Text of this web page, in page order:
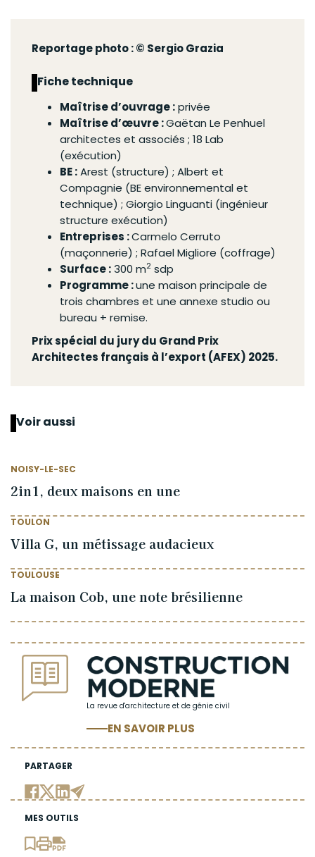
La revue d'architecture et de génie civil
EN SAVOIR PLUS
PARTAGER
MES OUTILS
Reportage photo : © Sergio Grazia
Fiche technique
Maîtrise d’ouvrage :privée
Maîtrise d’œuvre :Gaëtan Le Penhuel
architectes et associés ; 18 Lab
(exécution)
BE :Arest (structure) ; Albert et
Compagnie (BE environnemental et
technique) ; Giorgio Linguanti (ingénieur
structure exécution)
Entreprises :Carmelo Cerruto
(maçonnerie) ; Rafael Migliore (coffrage)
Surface :300 m2 sdp
Programme :une maison principale de
trois chambres et une annexe studio ou
bureau + remise.
Prix spécial du jury du Grand Prix
Architectes français à l’export (AFEX) 2025.
Voir aussi
NOISY-LE-SEC
2in1, deux maisons en une
TOULON
Villa G, un métissage audacieux
TOULOUSE
La maison Cob, une note brésilienne